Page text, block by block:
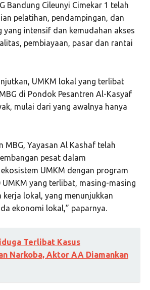
Bandung Cileunyi Cimekar 1 telah
pelatihan, pendampingan, dan
yang intensif dan kemudahan akses
pembiayaan, pasar dan rantai
UMKM lokal yang terlibat
di Pondok Pesantren Al-Kasyaf
mulai dari yang awalnya hanya
MBG, Yayasan Al Kashaf telah
pesat dalam
UMKM dengan program
UMKM yang terlibat, masing-masing
kerja lokal, yang menunjukkan
ekonomi lokal,” paparnya.
Terlibat Kasus
Narkoba, Aktor AA Diamankan